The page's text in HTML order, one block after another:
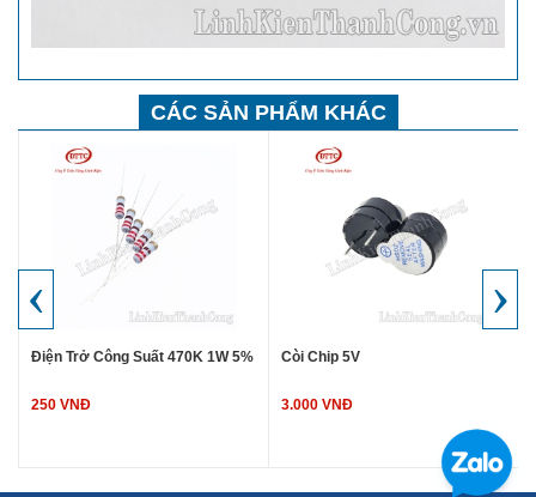
CÁC SẢN PHẨM KHÁC
Điện Trở Công Suất 470K 1W 5%
250 VNĐ
Còi Chip 5V
3.000 VNĐ
‹ ›